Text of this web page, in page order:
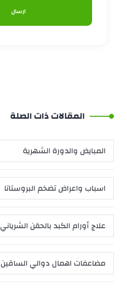
ارسال
المقالات ذات الصلة
المبايض والدورة الشهرية
اسباب واعراض تضخم البروستاتا
علاج أورام الكبد بالحقن الشرياني
مضاعفات اهمال دوالي الساقين